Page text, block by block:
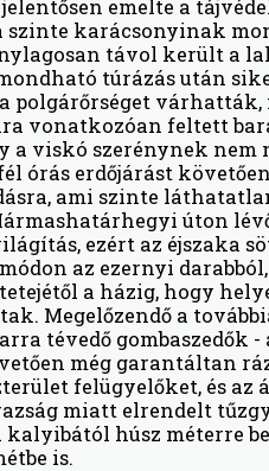
emelte a
karácsonyinak
távol került a
túrázás után
polgárőrséget
vonatkozóan feltett
a viskó szerénynek nem
órás erdőjárást
ami szinte
úton
ezért az éjszaka
az ezernyi
a házig, hogy
Megelőzendő a
tévedő gombaszedők
még garantáltan
felügyelőket, és
miatt elrendelt
kalyibától húsz méterre
is.